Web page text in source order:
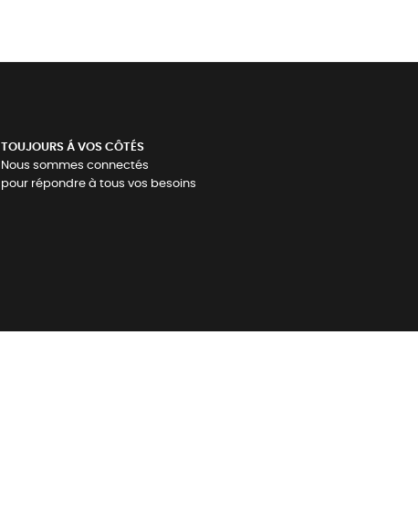
TOUJOURS Á VOS CÔTÉS
Nous sommes connectés
pour répondre à tous vos besoins